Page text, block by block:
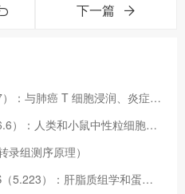
下一篇
文献解读|Nat Cancer（22.7）：与肺癌 T 细胞浸润、炎症和免疫编辑相关的免疫肽组景观
文献解读|Nat Commun（16.6）：人类和小鼠中性粒细胞在稳态和炎症环境中共有的核心转录程序
录组测序原理）
文献解读|J FUNCT FOODS（5.223）：肝脂质组学和蛋白质组学分析揭示了青钱柳黄酮预防小鼠非酒精性脂肪肝炎的机制